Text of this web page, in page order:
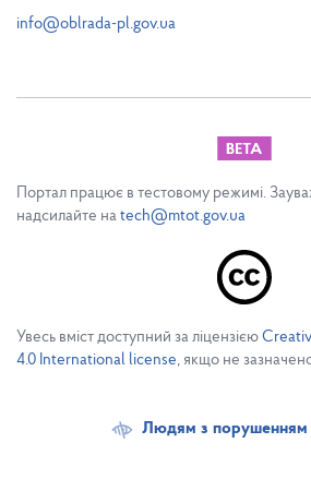
info@oblrada-pl.gov.ua
Портал працює в тестовому режимі.
надсилайте на tech@mtot.gov.ua
Увесь вміст доступний за ліцензією
4.0 International license, якщо не
Людям з порушенням